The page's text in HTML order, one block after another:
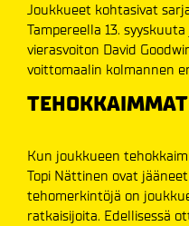
Joukkueet kohtasivat
Tampereella 13.
vierasvoiton David
voittomaalin kolmannen
Kun joukkueen
Topi Nättinen ovat
tehomerkintöjä on
ratkaisijoita. Edellisessä